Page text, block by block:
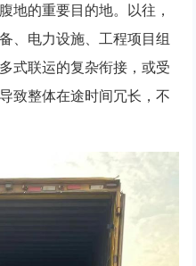
地的重要目的地。以往，
、电力设施、工程项目组
式联运的复杂衔接，或受
致整体在途时间冗长，不